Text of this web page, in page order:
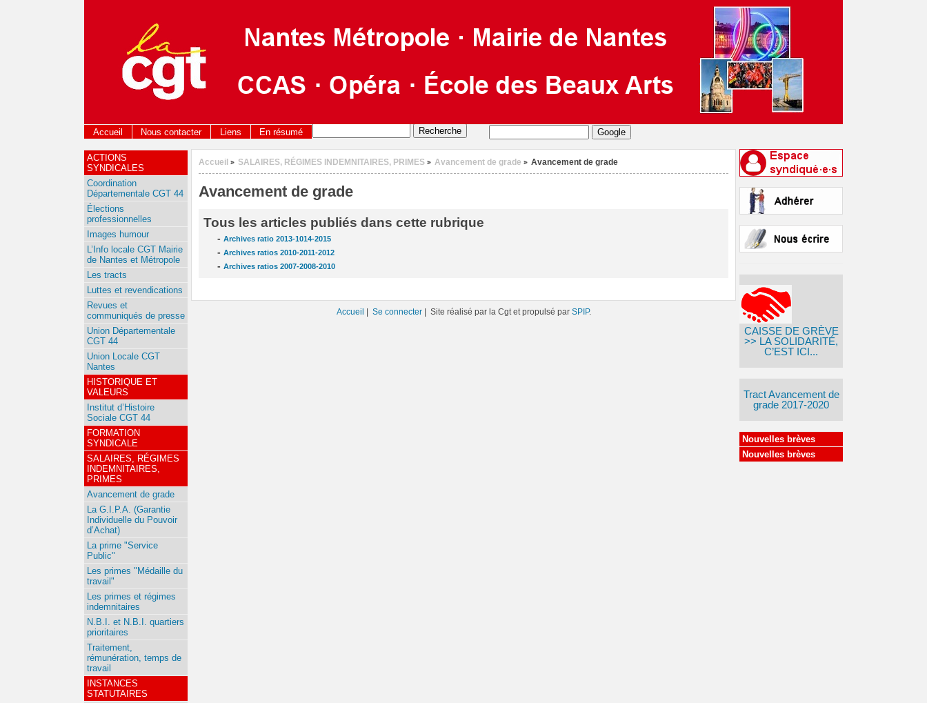
Accueil Nous contacter Liens En résumé
Accueil > SALAIRES, RÉGIMES INDEMNITAIRES, PRIMES > Avancement de grade > Avancement de grade
Avancement de grade
Tous les articles publiés dans cette rubrique
- Archives ratio 2013-1014-2015
- Archives ratios 2010-2011-2012
- Archives ratios 2007-2008-2010
CAISSE DE GRÈVE
>> LA SOLIDARITÉ,
C’EST ICI...
Tract Avancement de
grade 2017-2020
Nouvelles brèves
Nouvelles brèves
ACTIONS
SYNDICALES
Coordination
Départementale CGT 44
Élections
professionnelles
Images humour
L’Info locale CGT Mairie
de Nantes et Métropole
Les tracts
Luttes et revendications
Revues et
communiqués de presse
Union Départementale
CGT 44
Union Locale CGT
Nantes
HISTORIQUE ET
VALEURS
Institut d’Histoire
Sociale CGT 44
FORMATION
SYNDICALE
SALAIRES, RÉGIMES
INDEMNITAIRES,
PRIMES
Avancement de grade
La G.I.P.A. (Garantie
Individuelle du Pouvoir
d’Achat)
La prime "Service
Public"
Les primes "Médaille du
travail"
Les primes et régimes
indemnitaires
N.B.I. et N.B.I. quartiers
prioritaires
Traitement,
rémunération, temps de
travail
INSTANCES
STATUTAIRES
Accueil | Se connecter| Site réalisé par la Cgt et propulsé par SPIP.